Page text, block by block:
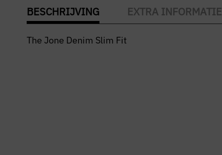
BESCHRIJVING EXTRA INFORMATIE
The Jone Denim Slim Fit